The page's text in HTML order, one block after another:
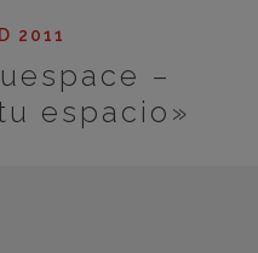
2011
–
espacio»